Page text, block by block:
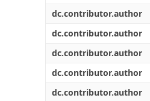
dc.contributor.author
dc.contributor.author
dc.contributor.author
dc.contributor.author
dc.contributor.author